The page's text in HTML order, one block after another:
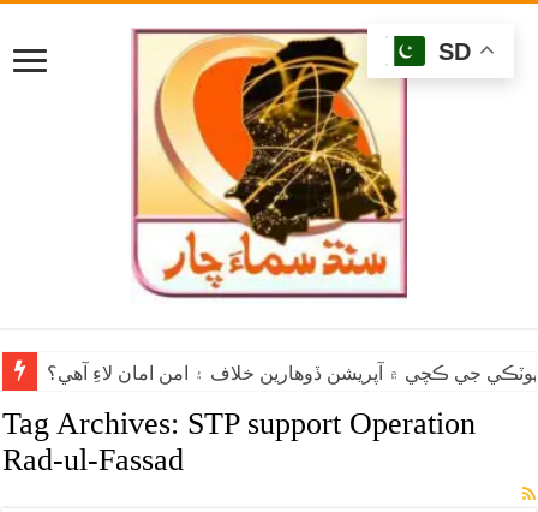
جي ڪچي ۾ آپريشن ڏوهارين خلاف ۽ امن امان لاءِ آهي؟
Tag Archives: STP support Operation
Rad-ul-Fassad
SD